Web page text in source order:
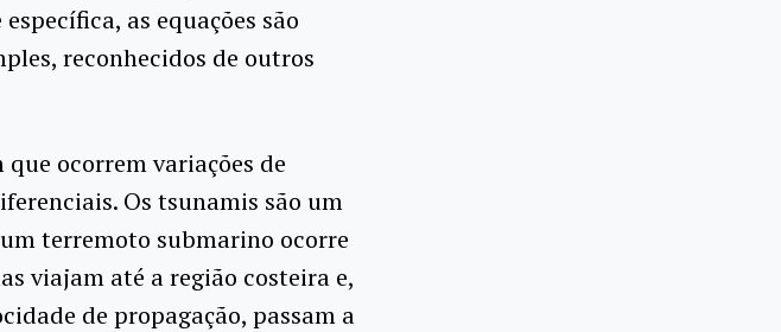
as equações são
reconhecidos de outros
ocorrem variações de
Os tsunamis são um
terremoto submarino ocorre
viajam até a região costeira e,
de propagação, passam a